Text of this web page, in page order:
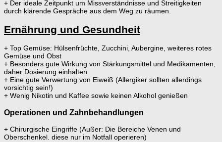
+ Der ideale Zeitpunkt um Missverständnisse und Streitigkeiten
durch klärende Gespräche aus dem Weg zu räumen.
Ernährung und Gesundheit
+ Top Gemüse: Hülsenfrüchte, Zucchini, Aubergine, weiteres rotes
Gemüse und Obst
+ Besonders gute Wirkung von Stärkungsmittel und Medikamenten,
daher Dosierung einhalten
+ Eine gute Verwertung von Eiweiß (Allergiker sollten allerdings
vorsichtig sein!)
+ Wenig Nikotin und Kaffee sowie keinen Alkohol genießen
Operationen und Zahnbehandlungen
+ Chirurgische Eingriffe (Außer: Die Bereiche Venen und
Oberschenkel. diese nur im Notfall operieren)